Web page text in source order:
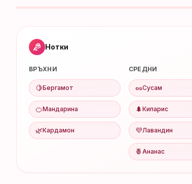
Нотки
ВРЪХНИ
🍋Бергамот
🍊Мандарина
🌿Кардамон
СРЕДНИ
🥜Сусам
🌲Кипарис
💜Лавандин
🍍 Ананас